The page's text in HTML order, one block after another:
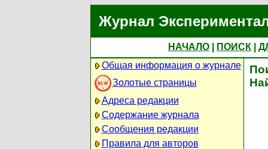
Журнал
НАЧАЛО ПОИСК
Общая информация о журнале
Золотые страницы
Адреса редакции
Содержание журнала
Сообщения редакции
Правила для авторов